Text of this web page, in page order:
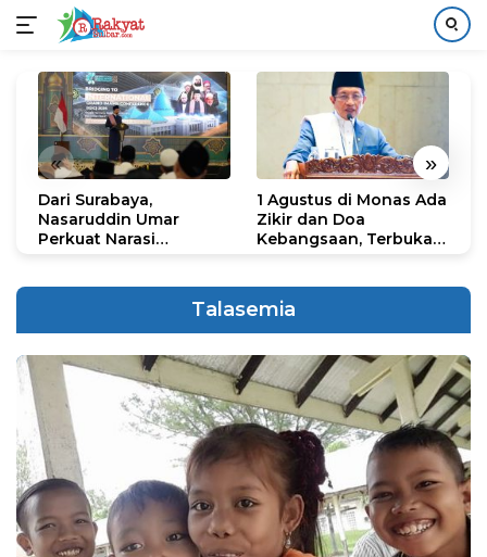
konten
« »
Dari Surabaya,
Nasaruddin Umar
Perkuat Narasi
1 Agustus di Monas Ada
Zikir dan Doa
Kebangsaan, Terbuka
Talasemia